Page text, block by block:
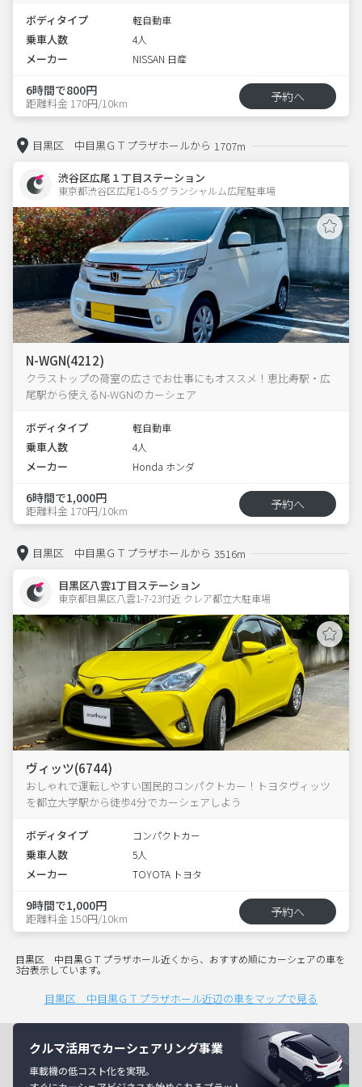
ボディタイプ 軽自動車
乗車人数 4人
メーカー NISSAN 日産
6時間で800円
距離料金 170円/10km 予約へ
目黒区 中目黒ＧＴプラザホールから 1707m
渋谷区広尾１丁目ステーション
東京都渋谷区広尾1-8-5 グランシャルム広尾駐車場
N-WGN(4212)
クラストップの荷室の広さでお仕事にもオススメ！恵比寿駅・広
尾駅から使えるN-WGNのカーシェア
ボディタイプ 軽自動車
乗車人数 4人
メーカー Honda ホンダ
6時間で1,000円
距離料金 170円/10km 予約へ
目黒区 中目黒ＧＴプラザホールから 3516m
目黒区八雲1丁目ステーション
東京都目黒区八雲1-7-23付近 クレア都立大駐車場
ヴィッツ(6744)
おしゃれで運転しやすい国民的コンパクトカー！トヨタヴィッツ
を都立大学駅から徒歩4分でカーシェアしよう
ボディタイプ コンパクトカー
乗車人数 5人
メーカー TOYOTA トヨタ
9時間で1,000円
距離料金 150円/10km 予約へ
目黒区 中目黒ＧＴプラザホール近くから、おすすめ順にカーシェアの車を
3台表示しています。
目黒区 中目黒ＧＴプラザホール近辺の車をマップで見る
クルマ活用でカーシェアリング事業
車載機の低コスト化を実現。